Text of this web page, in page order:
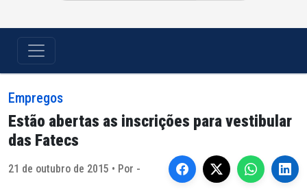
Empregos
Estão abertas as inscrições para vestibular
das Fatecs
21 de outubro de 2015 • Por -